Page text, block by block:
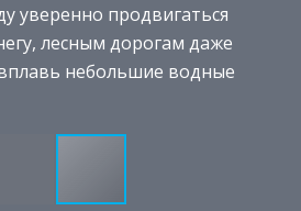
уверенно продвигаться
лесным дорогам даже
небольшие водные